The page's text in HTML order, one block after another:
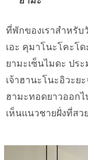
ที่พักของเราสำหรั
เอะ คุมาโนะโคะโ
ยามะเซ็นไมดะ ปร
เจ้าฮานะโนะอิวะย
ฮามะทอดยาวออก
เห็นแนวชายฝั่งที่ส